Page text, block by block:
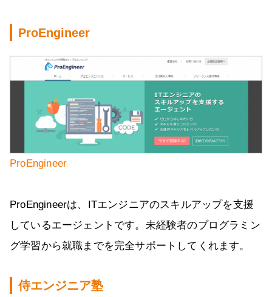
ProEngineer
ProEngineer
ProEngineerは、ITエンジニアのスキルアップを支援
しているエージェントです。未経験者のプログラミン
グ学習から就職までを完全サポートしてくれます。
侍エンジニア塾